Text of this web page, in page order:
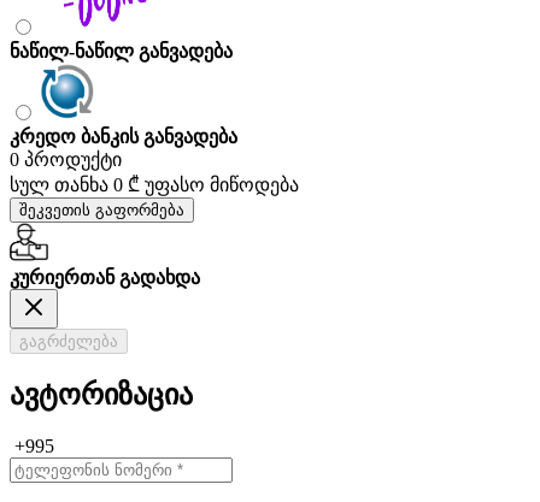
ნაწილ-ნაწილ განვადება
კრედო ბანკის განვადება
0 პროდუქტი
სულ თანხა 0 ₾ უფასო მიწოდება
შეკვეთის გაფორმება
კურიერთან გადახდა
გაგრძელება
ავტორიზაცია
+995